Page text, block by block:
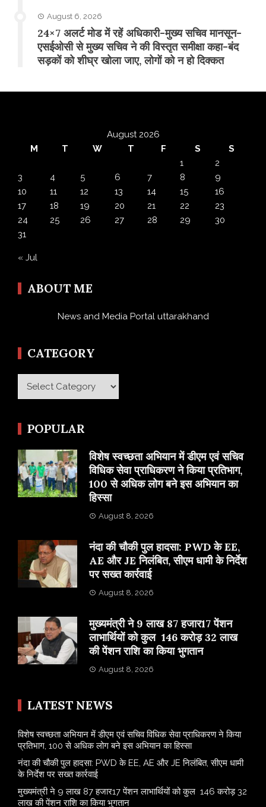
August 6, 2026
24×7 अलर्ट मोड में रहें अधिकारी-मुख्य सचिव मानसून-
एसईओसी से मुख्य सचिव ने की विस्तृत समीक्षा कहा-बंद
सड़कों को शीघ्र खोला जाए, लोगों को न हो दिक्कत
August 2026
M
T W T F S
S
1
2
3
4 5 6 7 8
9
10
11 12 13 14 15
16
17
18 19 20 21 22
23
24
25 26 27 28 29
30
31
« Jul
ABOUT ME
News and Media Portal uttarakhand
CATEGORY
Category
POPULAR
विशेष स्वच्छता अभियान में डीएम एवं सचिव
विधिक सेवा प्राधिकरण ने किया प्रतिभाग,
100 से अधिक लोग बने इस अभियान का
हिस्सा
August 8, 2026
नंदा की चौकी पुल हादसा: PWD के EE,
AE और JE निलंबित, सीएम धामी के निर्देश
पर सख्त कार्रवाई
August 8, 2026
मुख्यमंत्री ने 9 लाख 87 हजार17 पेंशन
लाभार्थियों को कुल 146 करोड़ 32 लाख
की पेंशन राशि का किया भुगतान
August 8, 2026
LATEST NEWS
विशेष स्वच्छता अभियान में डीएम एवं सचिव विधिक सेवा प्राधिकरण ने किया
प्रतिभाग, 100 से अधिक लोग बने इस अभियान का हिस्सा
नंदा की चौकी पुल हादसा: PWD के EE, AE और JE निलंबित, सीएम धामी
के निर्देश पर सख्त कार्रवाई
मुख्यमंत्री ने 9 लाख 87 हजार17 पेंशन लाभार्थियों को कुल 146 करोड़ 32
लाख की पेंशन राशि का किया भुगतान